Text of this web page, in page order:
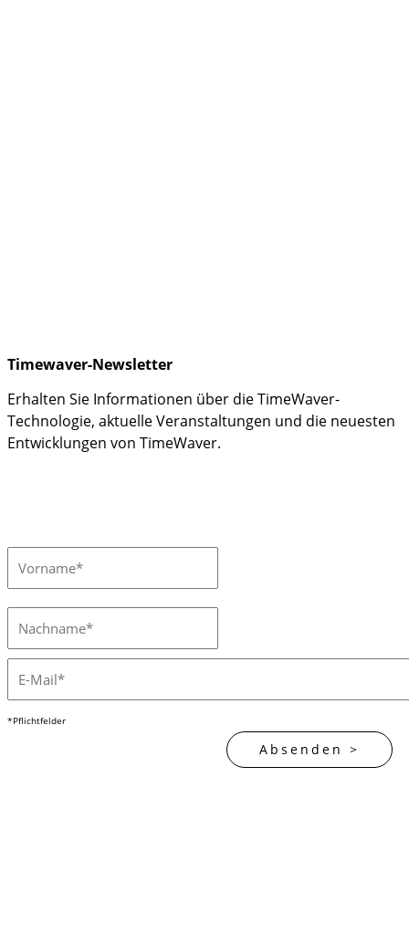
Timewaver-Newsletter
Erhalten Sie Informationen über die TimeWaver-
Technologie, aktuelle Veranstaltungen und die neuesten
Entwicklungen von TimeWaver.
*Pflichtfelder